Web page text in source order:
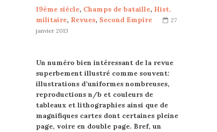
19ème siècle, Champs de bataille, Hist.
militaire, Revues, Second Empire
27
janvier 2013
Un numéro bien intéressant de la revue
superbement illustré comme souvent:
illustrations d’uniformes nombreuses,
reproductions n/b et couleurs de
tableaux et lithographies ainsi que de
magnifiques cartes dont certaines pleine
page, voire en double page. Bref, un